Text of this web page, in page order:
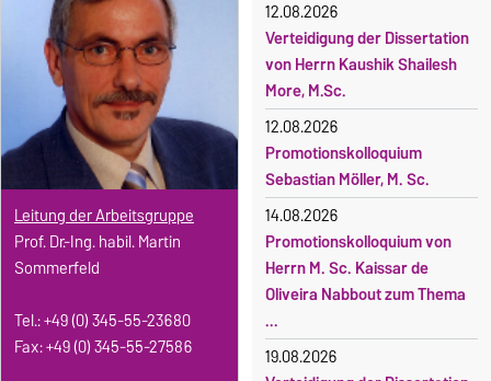
Leitung der Arbeitsgruppe
Prof. Dr.-Ing. habil. Martin
Sommerfeld
Tel.: +49 (0) 345-55-23680
Fax: +49 (0) 345-55-27586
12.08.2026
Verteidigung der Dissertation
von Herrn Kaushik Shailesh
More, M.Sc.
12.08.2026
Promotionskolloquium
Sebastian Möller, M. Sc.
14.08.2026
Promotionskolloquium von
Herrn M. Sc. Kaissar de
Oliveira Nabbout zum Thema
...
19.08.2026